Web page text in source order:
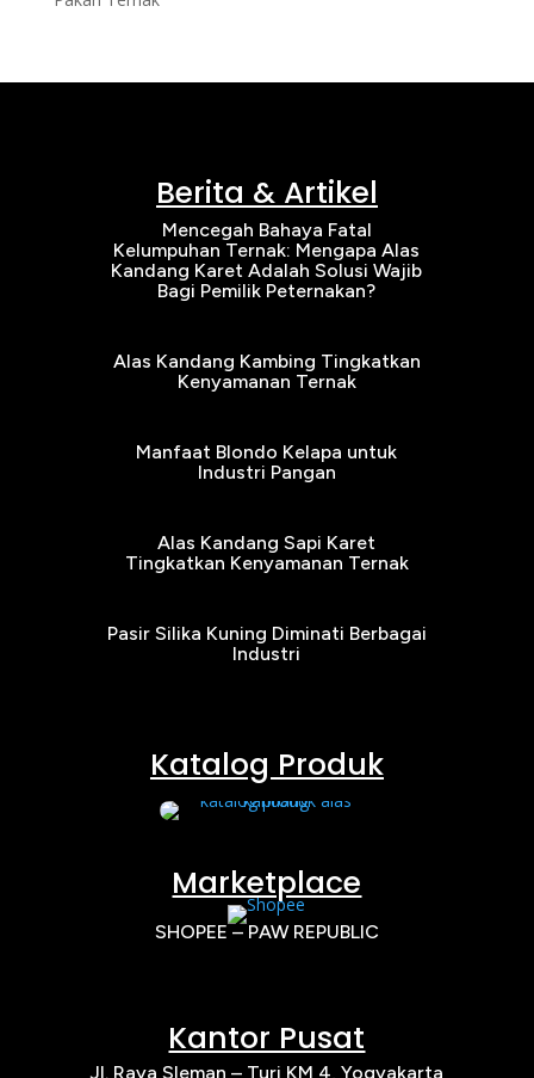
Berita & Artikel
Mencegah Bahaya Fatal
Kelumpuhan Ternak: Mengapa Alas
Kandang Karet Adalah Solusi Wajib
Bagi Pemilik Peternakan?
Alas Kandang Kambing Tingkatkan
Kenyamanan Ternak
Manfaat Blondo Kelapa untuk
Industri Pangan
Alas Kandang Sapi Karet
Tingkatkan Kenyamanan Ternak
Pasir Silika Kuning Diminati Berbagai
Industri
Katalog Produk
Marketplace
SHOPEE – PAW REPUBLIC
Kantor Pusat
Jl. Raya Sleman – Turi KM 4, Yogyakarta